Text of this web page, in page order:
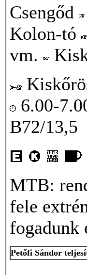
Csengőd
Kolon-tó
vm.
6.00-
B72/13,5
MTB:
fele
fogadunk
Petőfi Sándor